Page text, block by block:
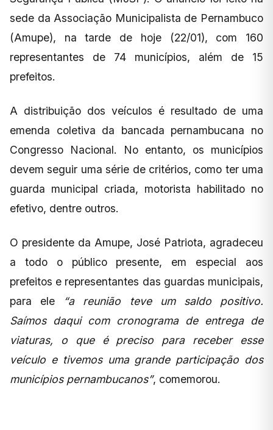
sede da Associação Municipalista de Pernambuco
(Amupe), na tarde de hoje (22/01), com 160
representantes de 74 municípios, além de 15
prefeitos.
A distribuição dos veículos é resultado de uma
emenda coletiva da bancada pernambucana no
Congresso Nacional. No entanto, os municípios
devem seguir uma série de critérios, como ter uma
guarda municipal criada, motorista habilitado no
efetivo, dentre outros.
O presidente da Amupe, José Patriota, agradeceu
a todo o público presente, em especial aos
prefeitos e representantes das guardas municipais,
para ele
“a reunião teve um saldo positivo.
Saímos daqui com cronograma de entrega de
viaturas, o que é preciso para receber esse
veículo e tivemos uma grande participação dos
municípios pernambucanos”, comemorou.